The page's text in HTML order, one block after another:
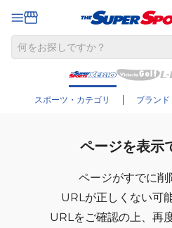
スポーツ・カテゴリ ブランド
ページを表示
ページがすでに削
URLが正しくない可
URLをご確認の上、再